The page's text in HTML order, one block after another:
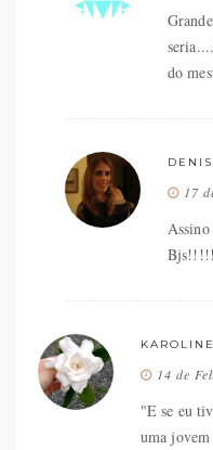
do
17
14 de
"E se eu
uma jovem